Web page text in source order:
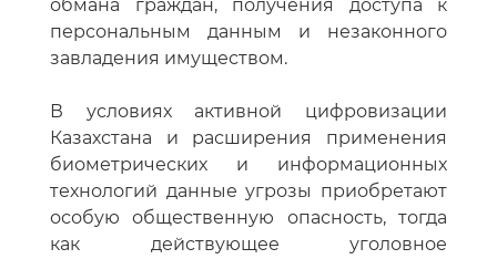
обмана граждан, получения доступа к
персональным данным и незаконного
завладения имуществом.
В условиях активной цифровизации
Казахстана и расширения применения
биометрических и информационных
технологий данные угрозы приобретают
особую общественную опасность, тогда
как действующее уголовное